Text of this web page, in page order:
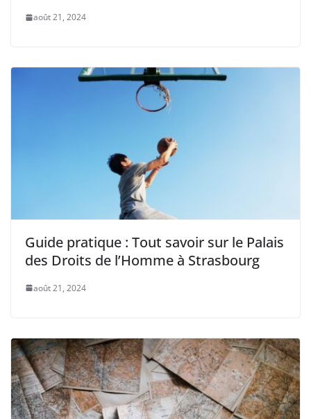
août 21, 2024
Guide pratique : Tout savoir sur le Palais
des Droits de l’Homme à Strasbourg
août 21, 2024